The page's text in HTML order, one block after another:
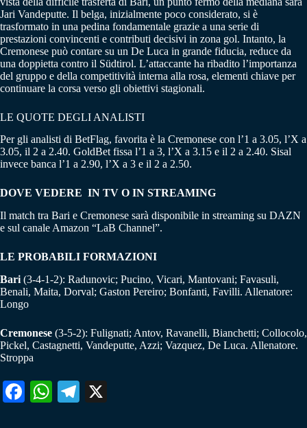
Jari Vandeputte. Il belga, inizialmente poco considerato, si è
trasformato in una pedina fondamentale grazie a una serie di
prestazioni convincenti e contributi decisivi in zona gol. Intanto, la
Cremonese può contare su un De Luca in grande fiducia, reduce da
una doppietta contro il Südtirol. L’attaccante ha ribadito l’importanza
del gruppo e della competitività interna alla rosa, elementi chiave per
continuare la corsa verso gli obiettivi stagionali.
LE QUOTE DEGLI ANALISTI
Per gli analisti di BetFlag, favorita è la Cremonese con l’1 a 3.05, l’X a
3.05, il 2 a 2.40. GoldBet fissa l’1 a 3, l’X a 3.15 e il 2 a 2.40. Sisal
invece banca l’1 a 2.90, l’X a 3 e il 2 a 2.50.
DOVE VEDERE IN TV O IN STREAMING
Il match tra Bari e Cremonese sarà disponibile in streaming su DAZN
e sul canale Amazon “LaB Channel”.
LE PROBABILI FORMAZIONI
Bari (3-4-1-2): Radunovic; Pucino, Vicari, Mantovani; Favasuli,
Benali, Maita, Dorval; Gaston Pereiro; Bonfanti, Favilli. Allenatore:
Longo
Cremonese (3-5-2): Fulignati; Antov, Ravanelli, Bianchetti; Collocolo,
Pickel, Castagnetti, Vandeputte, Azzi; Vazquez, De Luca. Allenatore.
Stroppa
Fa W
Te